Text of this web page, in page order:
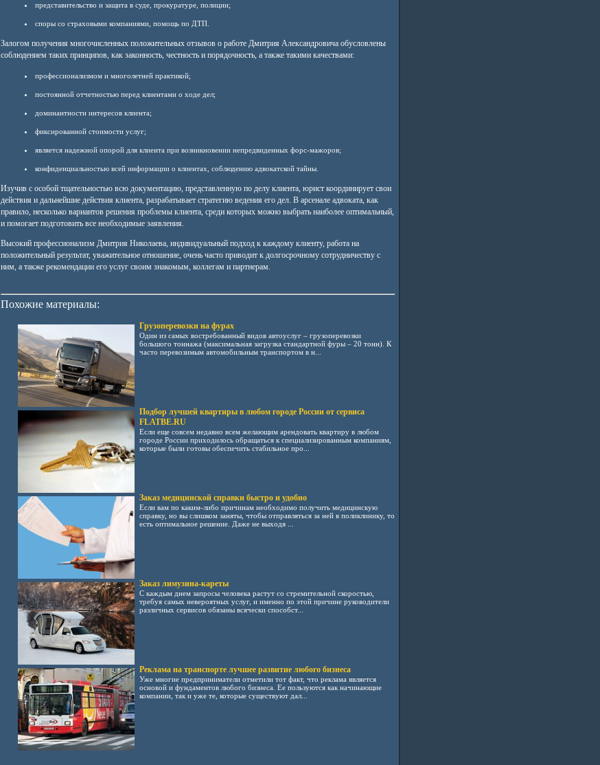
представительство и защита в суде, прокуратуре, полиции;
споры со страховыми компаниями, помощь по ДТП.
Залогом получения многочисленных положительных отзывов о работе Дмитрия Александровича обусловлены
соблюдением таких принципов, как законность, честность и порядочность, а также такими качествами:
профессионализмом и многолетней практикой;
постоянной отчетностью перед клиентами о ходе дел;
доминантности интересов клиента;
фиксированной стоимости услуг;
является надежной опорой для клиента при возникновении непредвиденных форс-мажоров;
конфиденциальностью всей информации о клиентах, соблюдению адвокатской тайны.
Изучив с особой тщательностью всю документацию, представленную по делу клиента, юрист координирует свои
действия и дальнейшие действия клиента, разрабатывает стратегию ведения его дел. В арсенале адвоката, как
правило, несколько вариантов решения проблемы клиента, среди которых можно выбрать наиболее оптимальный,
и помогает подготовить все необходимые заявления.
Высокий профессионализм Дмитрия Николаева, индивидуальный подход к каждому клиенту, работа на
положительный результат, уважительное отношение, очень часто приводит к долгосрочному сотрудничеству с
ним, а также рекомендации его услуг своим знакомым, коллегам и партнерам.
Похожие материалы:
Грузоперевозки на фурах
Один из самых востребованный видов автоуслуг – грузоперевозки
большого тоннажа (максимальная загрузка стандартной фуры – 20 тонн). К
часто перевозимым автомобильным транспортом в н...
Подбор лучшей квартиры в любом городе России от сервиса
FLATBE.RU
Если еще совсем недавно всем желающим арендовать квартиру в любом
городе России приходилось обращаться к специализированным компаниям,
которые были готовы обеспечить стабильное про...
Заказ медицинской справки быстро и удобно
Если вам по каким-либо причинам необходимо получить медицинскую
справку, но вы слишком заняты, чтобы отправляться за ней в поликлинику, то
есть оптимальное решение. Даже не выходя ...
Заказ лимузина-кареты
С каждым днем запросы человека растут со стремительной скоростью,
требуя самых невероятных услуг, и именно по этой причине руководители
различных сервисов обязаны всячески способст...
Реклама на транспорте лучшее развитие любого бизнеса
Уже многие предприниматели отметили тот факт, что реклама является
основой и фундаментов любого бизнеса. Ее пользуются как начинающие
компании, так и уже те, которые существуют дал...